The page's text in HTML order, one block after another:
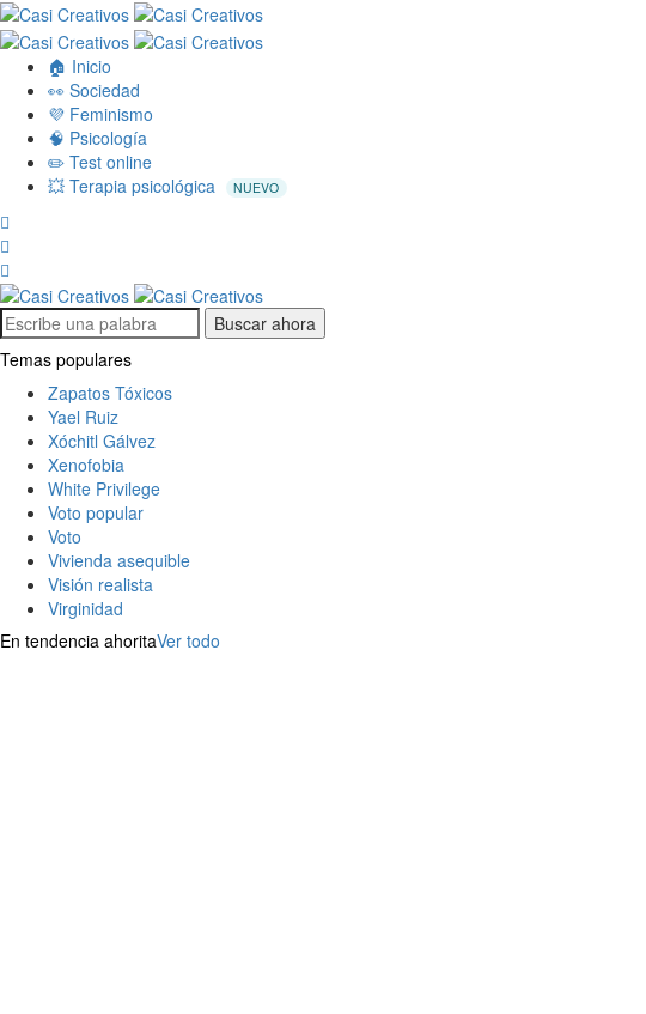
🏠 Inicio
👀 Sociedad
💜 Feminismo
🧠 Psicología
✏️ Test online
💥 Terapia psicológica
NUEVO
Buscar ahora
Temas populares
Zapatos Tóxicos
Yael Ruiz
Xóchitl Gálvez
Xenofobia
White Privilege
Voto popular
Voto
Vivienda asequible
Visión realista
Virginidad
En tendencia ahoritaVer todo